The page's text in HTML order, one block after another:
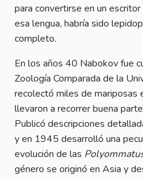
para convertirse en un
esa lengua, habría sido
completo.
En los años 40 Nabokov fue
Zoología Comparada de la
recolectó miles de mariposas
llevaron a recorrer buena
Publicó descripciones
y en 1945 desarrolló una
evolución de las
género se originó en Asia y